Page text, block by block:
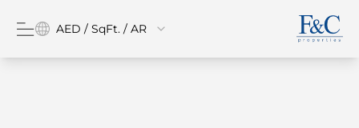
AED / SqFt. / AR